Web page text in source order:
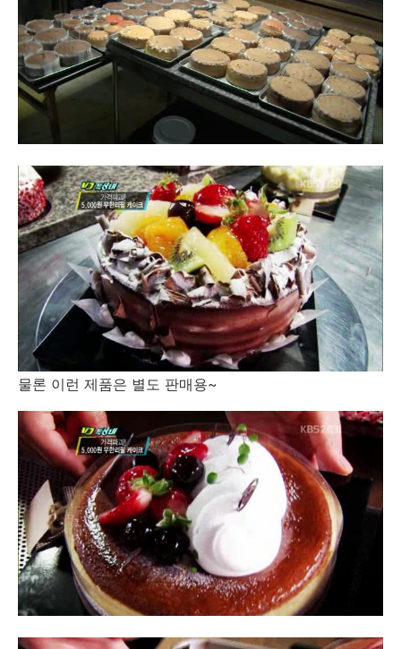
물론 이런 제품은 별도 판매용~